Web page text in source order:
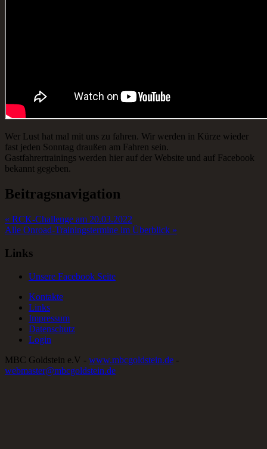
Wer Lust hat mal mit uns zu fahren. Wir werden in Kürze wieder
fast jeden Sonntag draußen am Fahren sein.
Gastfahrertrainings werden hier auf der Website und auf Facebook
bekannt gegeben.
Beitragsnavigation
« RCK-Challenge am 20.03.2022
Alle Onroad-Trainingstermine im Überblick »
Links
Unsere Facebook Seite
Kontakte
Links
Impressum
Datenschutz
Login
MBC Goldstein e.V - www.mbcgoldstein.de -
webmaster@mbcgoldstein.de